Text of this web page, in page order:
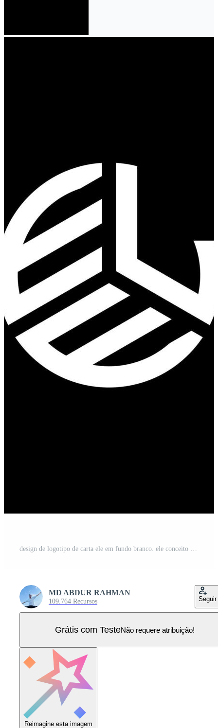
design de logotipo de carta ele em fundo branco. ele conceito de logotipo de letra de iniciais criativas. design de letra ele. Vetor Pro
MD ABDUR RAHMAN
109.764 Recursos Seguir
Grátis com TesteNão requere atribuição!
Reimagine esta imagem